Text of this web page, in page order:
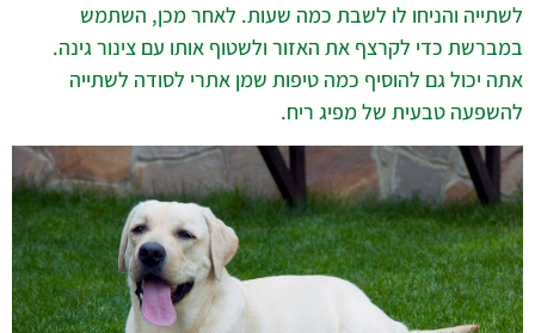
לשתייה והניחו לו לשבת כמה שעות. לאחר מכן, השתמש
במברשת כדי לקרצף את האזור ולשטוף אותו עם צינור גינה.
אתה יכול גם להוסיף כמה טיפות שמן אתרי לסודה לשתייה
להשפעה טבעית של מפיג ריח.